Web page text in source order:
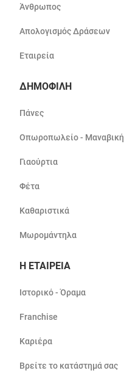
Άνθρωπος
Απολογισμός Δράσεων
Εταιρεία
ΔΗΜΟΦΙΛΗ
Πάνες
Οπωροπωλείο - Μαναβική
Γιαούρτια
Φέτα
Καθαριστικά
Μωρομάντηλα
Η ΕΤΑΙΡΕΙΑ
Ιστορικό - Όραμα
Franchise
Καριέρα
Βρείτε το κατάστημά σας